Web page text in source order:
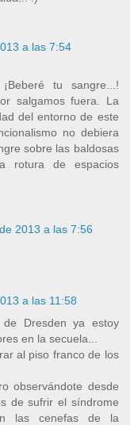
a las 7:54
tu sangre...!
salgamos fuera. La
del entorno de este
no debiera
sobre las baldosas
rotura de espacios
2013 a las 7:56
a las 11:58
Dresden ya estoy
en la secuela...
al piso franco de los
observándote desde
de sufrir el síndrome
las cenefas de la